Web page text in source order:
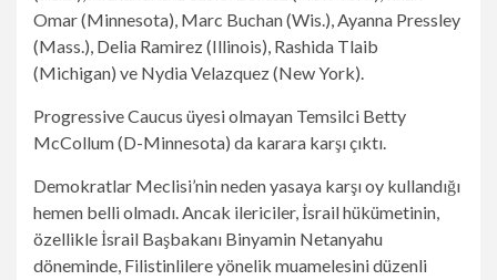
Omar (Minnesota), Marc Buchan (Wis.), Ayanna Pressley
(Mass.), Delia Ramirez (Illinois), Rashida Tlaib
(Michigan) ve Nydia Velazquez (New York).
Progressive Caucus üyesi olmayan Temsilci Betty
McCollum (D-Minnesota) da karara karşı çıktı.
Demokratlar Meclisi’nin neden yasaya karşı oy kullandığı
hemen belli olmadı. Ancak ilericiler, İsrail hükümetinin,
özellikle İsrail Başbakanı Binyamin Netanyahu
döneminde, Filistinlilere yönelik muamelesini düzenli